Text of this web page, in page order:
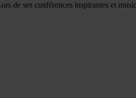
de ses conférences inspirantes et